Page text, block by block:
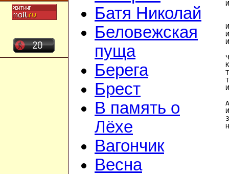
Батя Николай
Беловежская
пуща
Берега
Брест
В память о
Лёхе
Вагончик
Весна